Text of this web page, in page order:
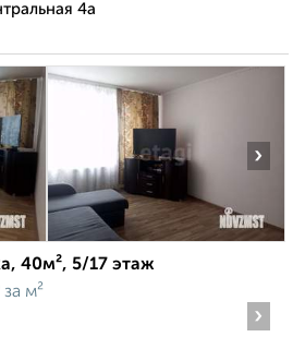
4а
›
40м², 5/17 этаж
за м²
›